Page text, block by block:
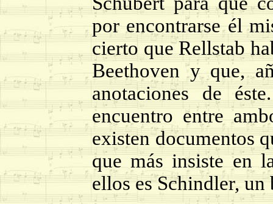
por encontrarse él
cierto que Rellstab
Beethoven y que,
anotaciones de
encuentro entre
existen documentos
que más insiste en
ellos es Schindler,